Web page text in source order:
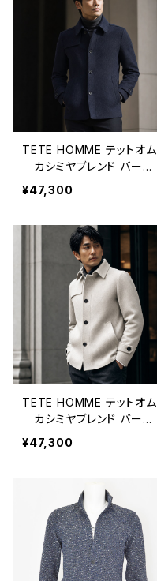
TETE HOMME テットオム
｜カシミヤブレンド バーズ
アイショートコート ビジネ
ス カジュアル メンズ 1024
¥47,300
TETE HOMME テットオム
｜カシミヤブレンド バーズ
アイショートコート ビジネ
ス カジュアル メンズ 1024
¥47,300